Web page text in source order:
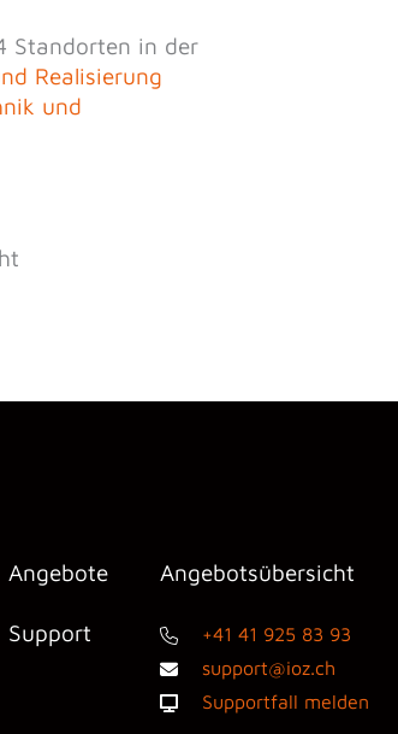
Standorten in der
Realisierung
und
Angebote Angebotsübersicht
Support
+41 41 925 83 93
support@ioz.ch
Supportfall melden